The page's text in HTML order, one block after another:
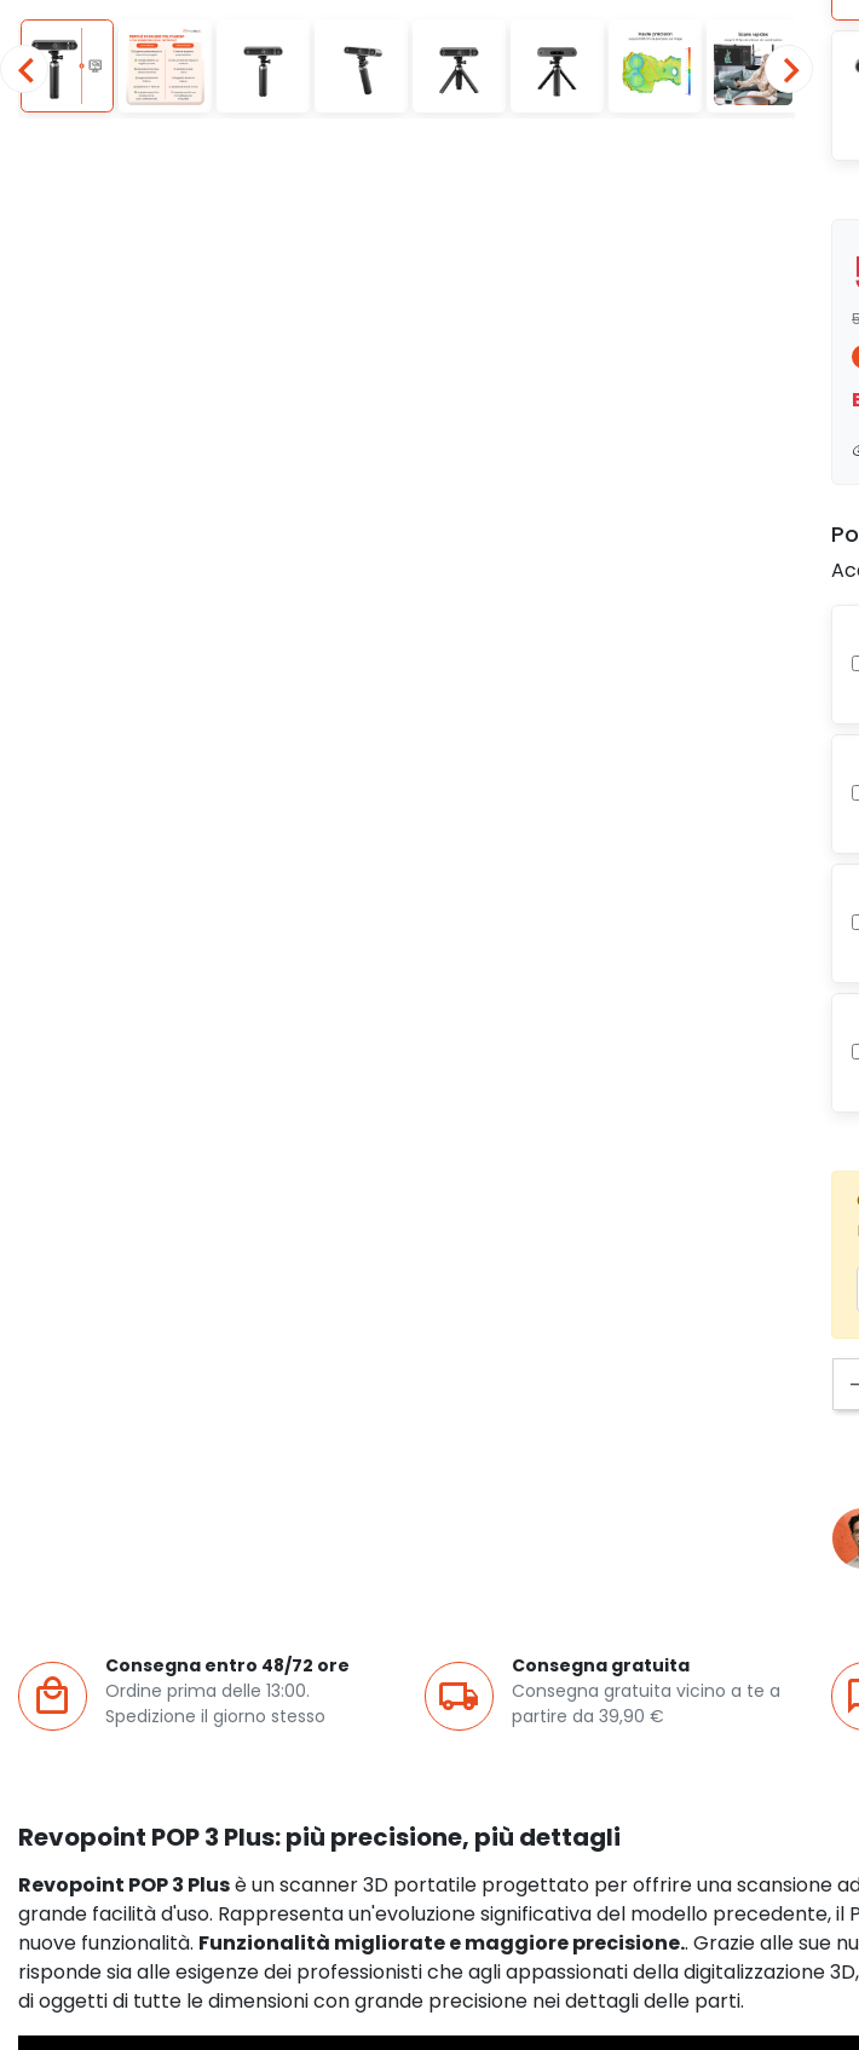
-
Consegna entro 48/72 ore
Ordine prima delle 13:00.
Spedizione il giorno stesso
Consegna gratuita
Consegna gratuita vicino a te a
partire da 39,90 €
Revopoint POP 3 Plus: più precisione, più dettagli
Revopoint POP 3 Plusè un scanner 3D portatile progettato per offrire una scansione
grande facilità d'uso. Rappresenta un'evoluzione significativa del modello precedente, il
nuove funzionalità. Funzionalità migliorate e maggiore precisione.. Grazie alle sue
risponde sia alle esigenze dei professionisti che agli appassionati della digitalizzazione
di oggetti di tutte le dimensioni con grande precisione nei dettagli delle parti.